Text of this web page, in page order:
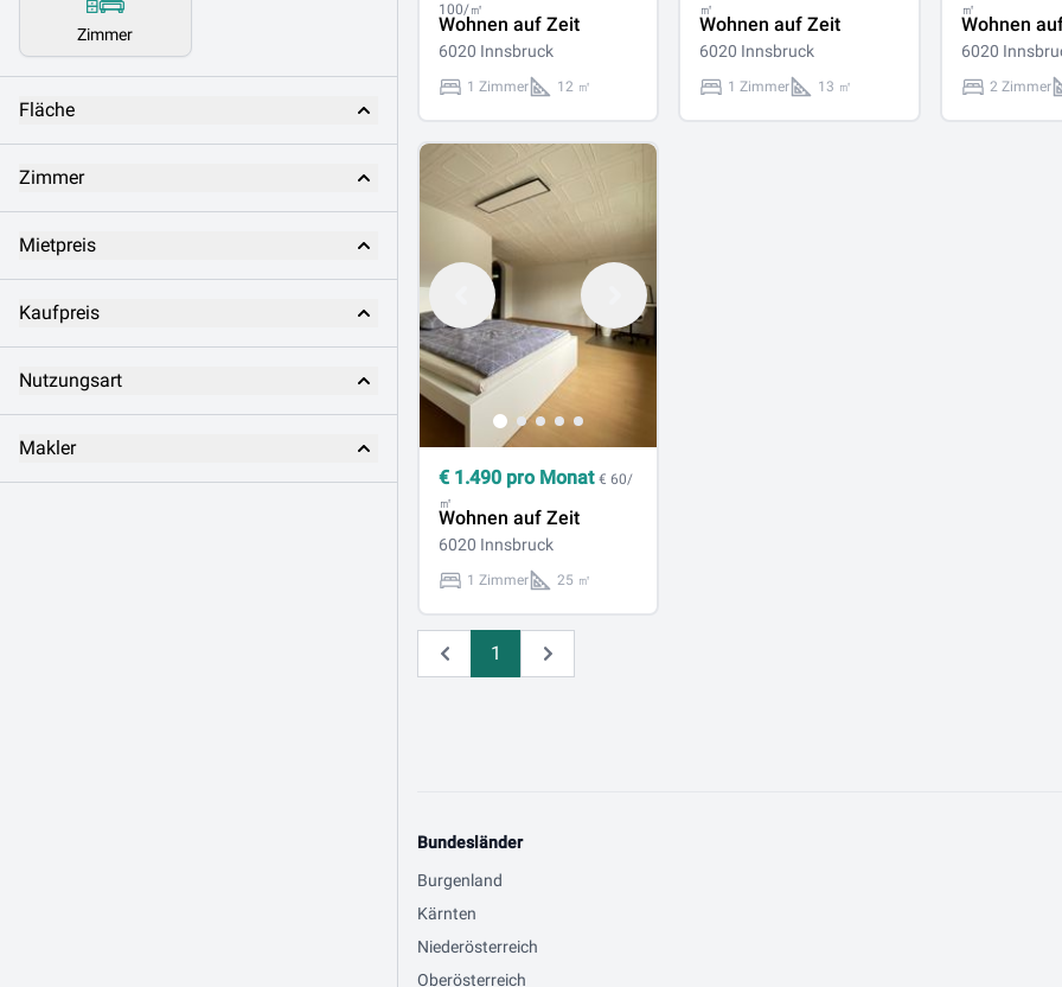
Zimmer
Fläche
Zimmer
Mietpreis
Kaufpreis
Nutzungsart
Makler
100/㎡
Wohnen auf Zeit
6020 Innsbruck
1 Zimmer 12 ㎡
㎡
Wohnen auf Zeit
6020 Innsbruck
1 Zimmer 13 ㎡
㎡
Wohnen
6020
2 Zimmer
€ 1.490 pro Monat € 60/
㎡
Wohnen auf Zeit
6020 Innsbruck
1 Zimmer 25 ㎡
Zurück
1 Weiter
Bundesländer
Burgenland
Kärnten
Niederösterreich
Oberösterreich